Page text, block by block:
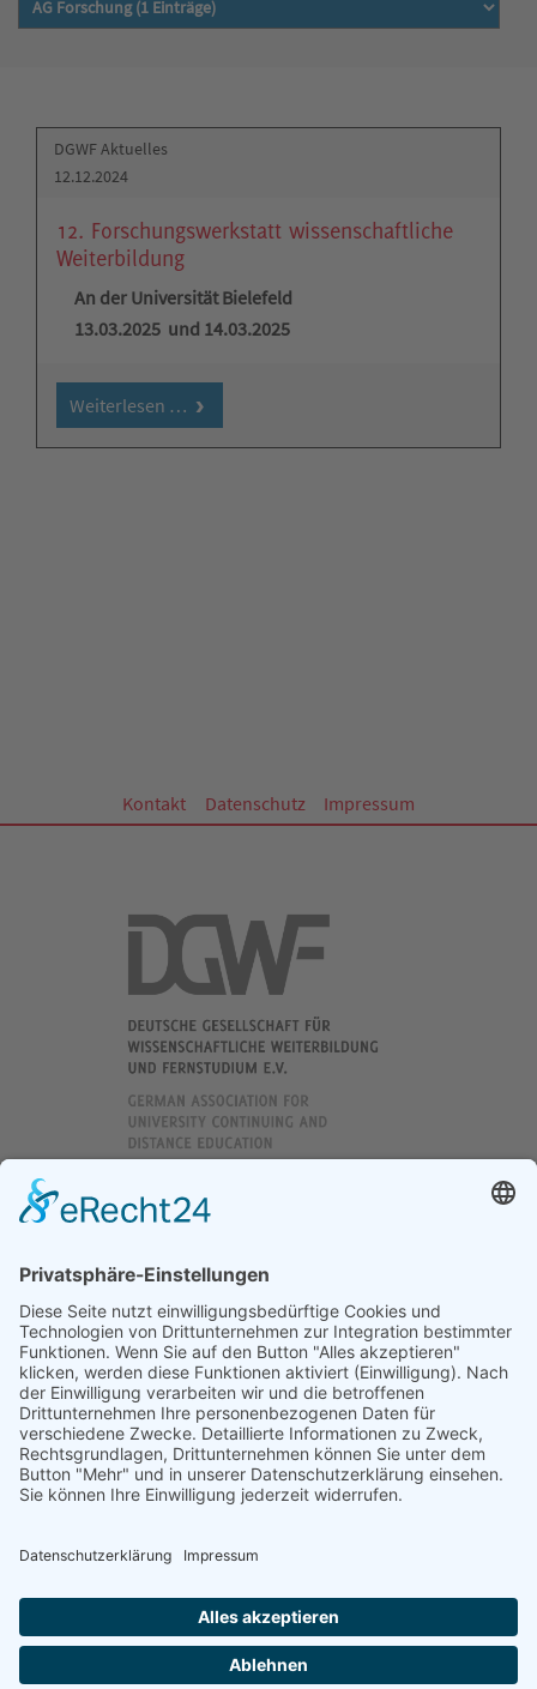
DGWF Aktuelles
12.12.2024
12. Forschungswerkstatt wissenschaftliche
Weiterbildung
An der Universität Bielefeld
13.03.2025 und 14.03.2025
Weiterlesen …
Kontakt Datenschutz Impressum
DGWF - Partner